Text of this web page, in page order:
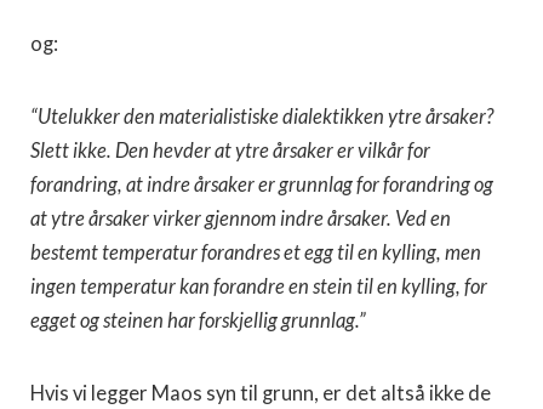
og:
“Utelukker den materialistiske dialektikken ytre årsaker?
Slett ikke. Den hevder at ytre årsaker er vilkår for
forandring, at indre årsaker er grunnlag for forandring og
at ytre årsaker virker gjennom indre årsaker. Ved en
bestemt temperatur forandres et egg til en kylling, men
ingen temperatur kan forandre en stein til en kylling, for
egget og steinen har forskjellig grunnlag.”
Hvis vi legger Maos syn til grunn, er det altså ikke de